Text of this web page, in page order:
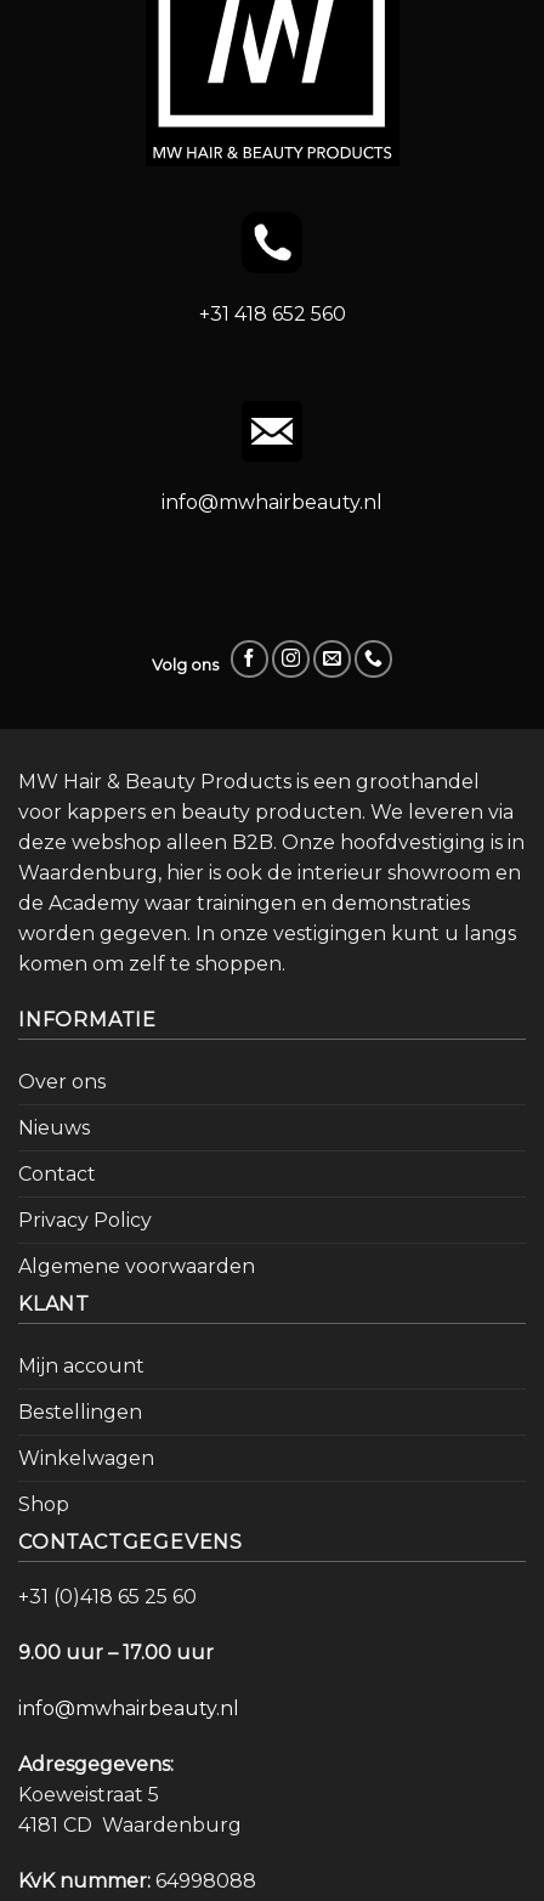
+31 418 652 560
info@mwhairbeauty.nl
Volg ons
MW Hair & Beauty Products is een groothandel
voor kappers en beauty producten. We leveren via
deze webshop alleen B2B. Onze hoofdvestiging is in
Waardenburg, hier is ook de interieur showroom en
de Academy waar trainingen en demonstraties
worden gegeven. In onze vestigingen kunt u langs
komen om zelf te shoppen.
INFORMATIE
Over ons
Nieuws
Contact
Privacy Policy
Algemene voorwaarden
KLANT
Mijn account
Bestellingen
Winkelwagen
Shop
CONTACTGEGEVENS
+31 (0)418 65 25 60
9.00 uur – 17.00 uur
info@mwhairbeauty.nl
Adresgegevens:
Koeweistraat 5
4181 CD Waardenburg
KvK nummer: 64998088